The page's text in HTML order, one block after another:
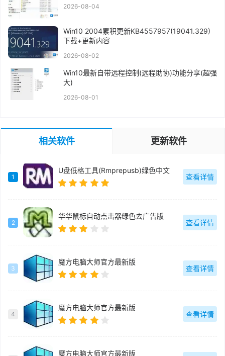
2026-08-04
Win10 2004累积更新KB4557957(19041.329)
下载+更新内容
2026-08-02
Win10最新自带远程控制(远程助协)功能分享(超强
大)
2026-08-01
相关软件 更新软件
1
U盘低格工具(Rmprepusb)绿色中文
查看详情
2
华华鼠标自动点击器绿色去广告版
查看详情
3
魔方电脑大师官方最新版
查看详情
4
魔方电脑大师官方最新版
查看详情
魔方电脑大师官方最新版